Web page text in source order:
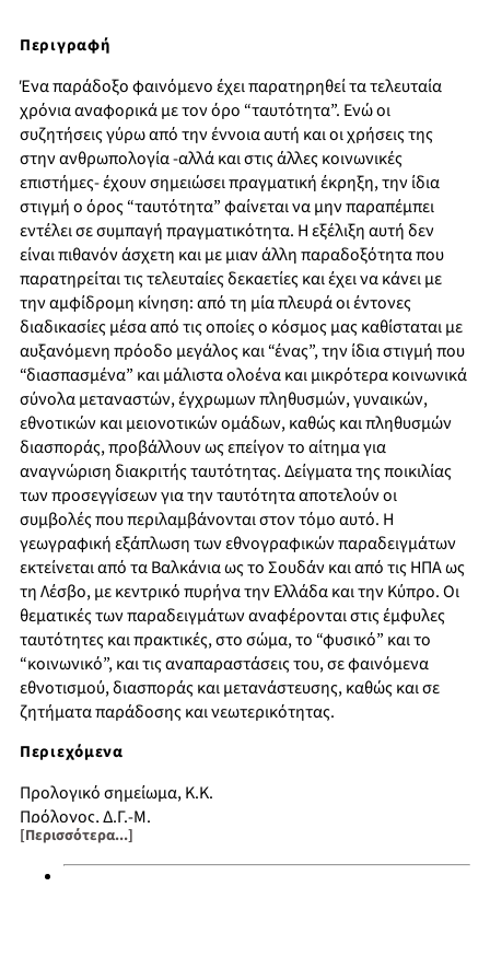
Περιγραφή
Ένα παράδοξο φαινόμενο έχει παρατηρηθεί τα τελευταία
χρόνια αναφορικά με τον όρο “ταυτότητα”. Ενώ οι
συζητήσεις γύρω από την έννοια αυτή και οι χρήσεις της
στην ανθρωπολογία -αλλά και στις άλλες κοινωνικές
επιστήμες- έχουν σημειώσει πραγματική έκρηξη, την ίδια
στιγμή ο όρος “ταυτότητα” φαίνεται να μην παραπέμπει
εντέλει σε συμπαγή πραγματικότητα. Η εξέλιξη αυτή δεν
είναι πιθανόν άσχετη και με μιαν άλλη παραδοξότητα που
παρατηρείται τις τελευταίες δεκαετίες και έχει να κάνει με
την αμφίδρομη κίνηση: από τη μία πλευρά οι έντονες
διαδικασίες μέσα από τις οποίες ο κόσμος μας καθίσταται με
αυξανόμενη πρόοδο μεγάλος και “ένας”, την ίδια στιγμή που
“διασπασμένα” και μάλιστα ολοένα και μικρότερα κοινωνικά
σύνολα μεταναστών, έγχρωμων πληθυσμών, γυναικών,
εθνοτικών και μειονοτικών ομάδων, καθώς και πληθυσμών
διασποράς, προβάλλουν ως επείγον το αίτημα για
αναγνώριση διακριτής ταυτότητας. Δείγματα της ποικιλίας
των προσεγγίσεων για την ταυτότητα αποτελούν οι
συμβολές που περιλαμβάνονται στον τόμο αυτό. Η
γεωγραφική εξάπλωση των εθνογραφικών παραδειγμάτων
εκτείνεται από τα Βαλκάνια ως το Σουδάν και από τις ΗΠΑ ως
τη Λέσβο, με κεντρικό πυρήνα την Ελλάδα και την Κύπρο. Οι
θεματικές των παραδειγμάτων αναφέρονται στις έμφυλες
ταυτότητες και πρακτικές, στο σώμα, το “φυσικό” και το
“κοινωνικό”, και τις αναπαραστάσεις του, σε φαινόμενα
εθνοτισμού, διασποράς και μετανάστευσης, καθώς και σε
ζητήματα παράδοσης και νεωτερικότητας.
Περιεχόμενα
Προλογικό σημείωμα, Κ.Κ.
Πρόλογος, Δ.Γ.-Μ.
Εννοιολογήσεις του εαυτού και του "άλλου"¨: ζητήματα
ταυτότητας στη σύγχρονη ανθρωπολογική θεωρία, Δ.Γ.-Μ.
[Περισσότερα...]